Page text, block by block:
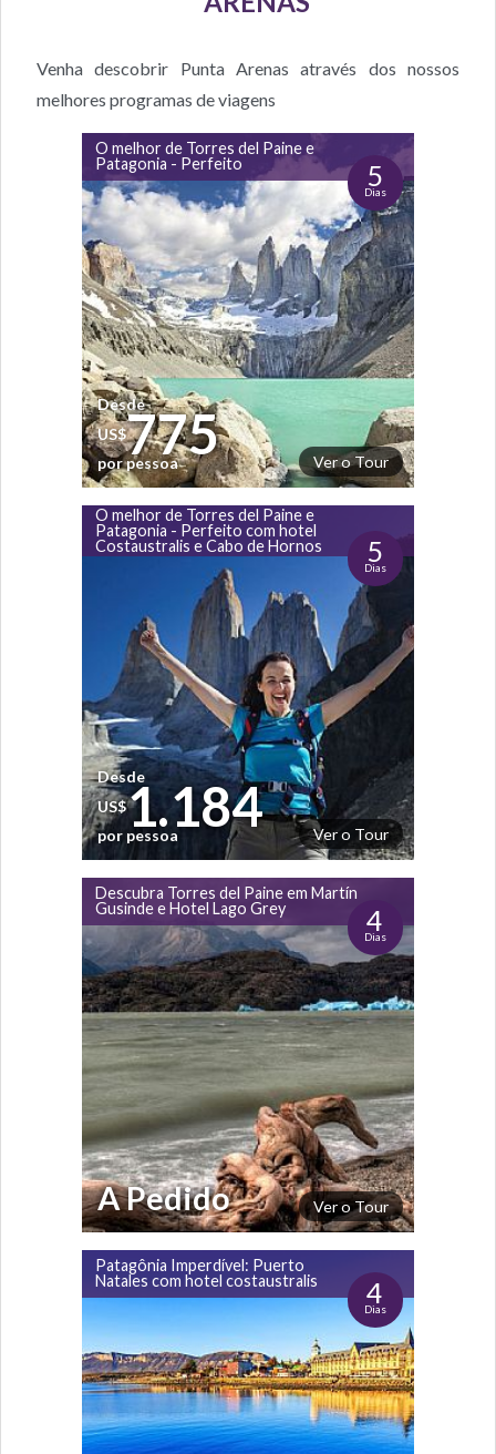
Venha descobrir Punta Arenas através dos nossos
melhores programas de viagens
O melhor de Torres del Paine e
Patagonia - Perfeito
5
Dias
Ver o Tour
Desde
US$775
por pessoa
O melhor de Torres del Paine e
Patagonia - Perfeito com hotel
Costaustralis e Cabo de Hornos
5
Dias
Ver o Tour
Desde
US$1.184
por pessoa
Descubra Torres del Paine em Martín
Gusinde e Hotel Lago Grey
4
Dias
Ver o Tour
A Pedido
Patagônia Imperdível: Puerto
Natales com hotel costaustralis
4
Dias